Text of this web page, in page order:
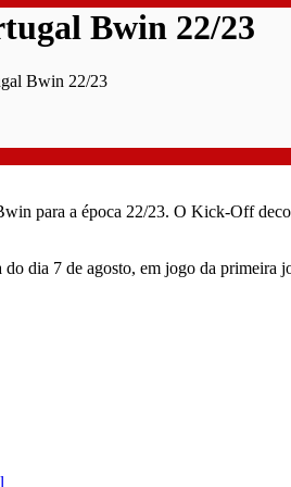
Bwin 22/23
Bwin 22/23
para a época 22/23. O Kick-Off
dia 7 de agosto, em jogo da primeira